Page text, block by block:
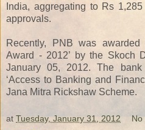
India, aggregating to Rs
approvals.
Recently, PNB was awarded
Award - 2012’ by the Skoch
January 05, 2012. The
‘Access to Banking and
Jana Mitra Rickshaw Scheme.
at Tuesday, January 31, 2012 No